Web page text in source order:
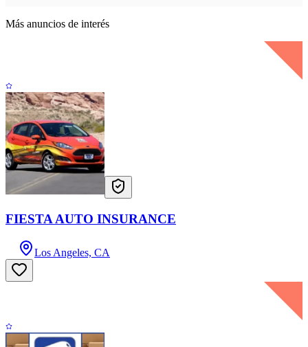
Más anuncios de interés
FIESTA AUTO INSURANCE
Los Angeles, CA